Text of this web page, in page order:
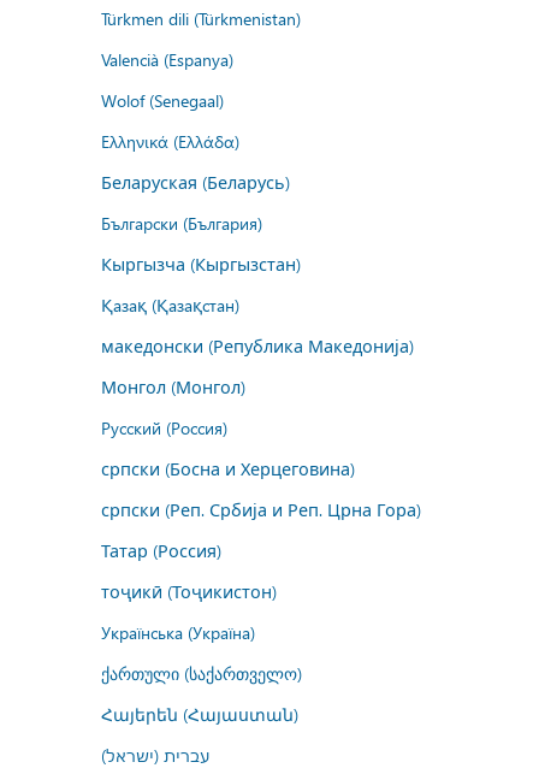
Türkmen dili (Türkmenistan)
Valencià (Espanya)
Wolof (Senegaal)
Ελληνικά (Ελλάδα)
Беларуская (Беларусь)
Български (България)
Кыргызча (Кыргызстан)
Қазақ (Қазақстан)
македонски (Република Македонија)
Монгол (Монгол)
Русский (Россия)
српски (Босна и Херцеговина)
српски (Реп. Србија и Реп. Црна Гора)
Татар (Россия)
тоҷикӣ (Тоҷикистон)
Українська (Україна)
ქართული (საქართველო)
Հայերեն (Հայաստան)
עברית (ישראל)